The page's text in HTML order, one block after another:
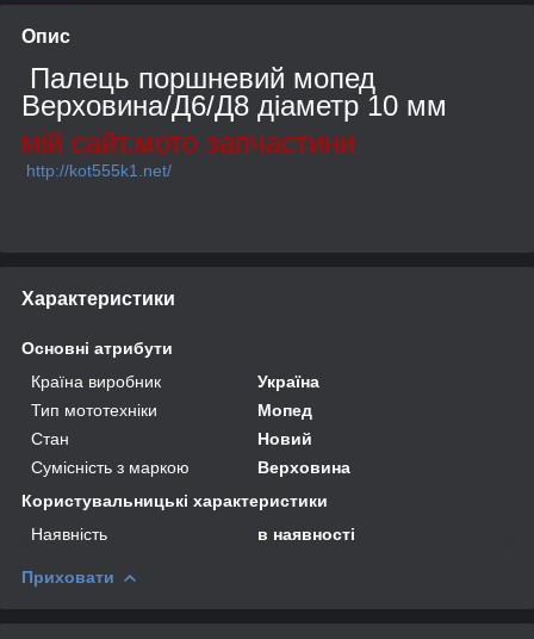
Опис
Палець поршневий мопед
Верховина/Д6/Д8 діаметр 10 мм
мій сайт,мото запчастини
http://kot555k1.net/
Характеристики
Основні атрибути
Країна виробник
Україна
Тип мототехніки
Мопед
Стан
Новий
Сумісність з маркою
Верховина
Користувальницькі характеристики
Наявність
в наявності
Приховати